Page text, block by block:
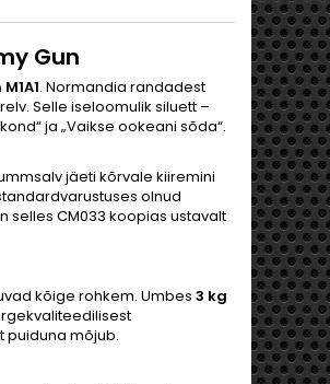
Gun
. Normandia randadest
Selle iseloomulik siluett –
ja „Vaikse ookeani sõda“.
jäeti kõrvale kiiremini
olnud
selles CM033 koopias ustavalt
kõige rohkem. Umbes 3 kg
puiduna mõjub.